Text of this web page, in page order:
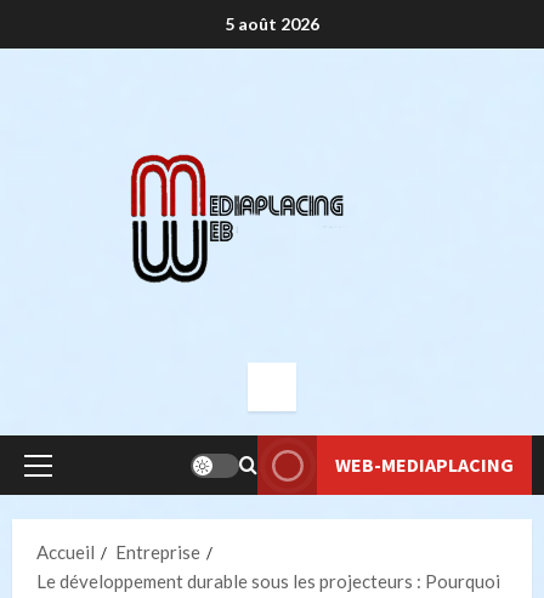
au
5 août 2026
Menu
WEB-MEDIAPLACING
Accueil
Entreprise
Le développement durable sous les projecteurs : Pourquoi